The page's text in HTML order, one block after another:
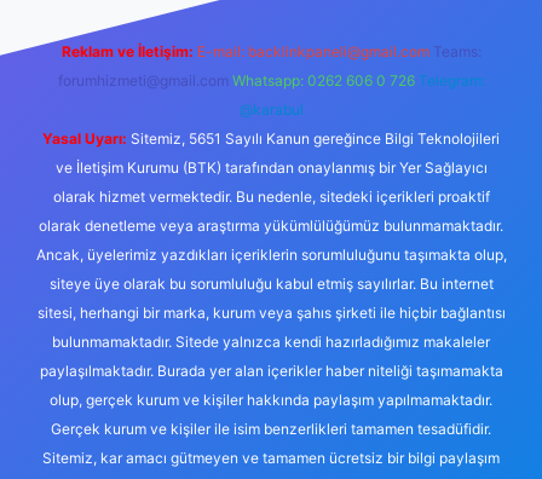
Reklam ve İletişim: E-mail: backlinkpaneli@gmail.com Teams:
forumhizmeti@gmail.com Whatsapp: 0262 606 0 726 Telegram:
@karabul
Yasal Uyarı: Sitemiz, 5651 Sayılı Kanun gereğince Bilgi Teknolojileri
ve İletişim Kurumu (BTK) tarafından onaylanmış bir Yer Sağlayıcı
olarak hizmet vermektedir. Bu nedenle, sitedeki içerikleri proaktif
olarak denetleme veya araştırma yükümlülüğümüz bulunmamaktadır.
Ancak, üyelerimiz yazdıkları içeriklerin sorumluluğunu taşımakta olup,
siteye üye olarak bu sorumluluğu kabul etmiş sayılırlar. Bu internet
sitesi, herhangi bir marka, kurum veya şahıs şirketi ile hiçbir bağlantısı
bulunmamaktadır. Sitede yalnızca kendi hazırladığımız makaleler
paylaşılmaktadır. Burada yer alan içerikler haber niteliği taşımamakta
olup, gerçek kurum ve kişiler hakkında paylaşım yapılmamaktadır.
Gerçek kurum ve kişiler ile isim benzerlikleri tamamen tesadüfidir.
Sitemiz, kar amacı gütmeyen ve tamamen ücretsiz bir bilgi paylaşım